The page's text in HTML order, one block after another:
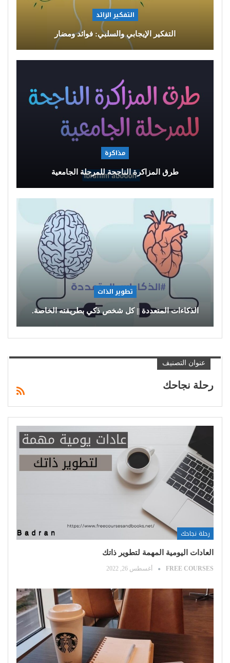
التفكير الزائد
التفكير الإيجابي والسلبي: فوائد ومضار
مذاكرة
طرق المزاكرة الناجحة للمرحلة الجامعية
تطوير الذات
الذكاءات المتعددة || كل شخص ذكي بطريقته الخاصة.
عنوان التصنيف
رحلة نجاحك
رحلة نجاحك
العادات اليومية المهمة لتطوير ذاتك
FREE COURSES أغسطس 26, 2022